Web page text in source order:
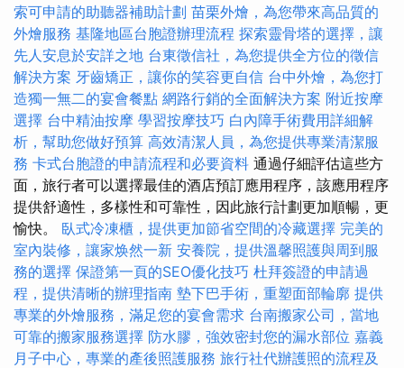
索可申請的助聽器補助計劃 苗栗外燴，為您帶來高品質的
外燴服務 基隆地區台胞證辦理流程 探索靈骨塔的選擇，讓
先人安息於安詳之地 台東徵信社，為您提供全方位的徵信
解決方案 牙齒矯正，讓你的笑容更自信 台中外燴，為您打
造獨一無二的宴會餐點 網路行銷的全面解決方案 附近按摩
選擇 台中精油按摩 學習按摩技巧 白內障手術費用詳細解
析，幫助您做好預算 高效清潔人員，為您提供專業清潔服
務 卡式台胞證的申請流程和必要資料 通過仔細評估這些方
面，旅行者可以選擇最佳的酒店預訂應用程序，該應用程序
提供舒適性，多樣性和可靠性，因此旅行計劃更加順暢，更
愉快。 臥式冷凍櫃，提供更加節省空間的冷藏選擇 完美的
室內裝修，讓家焕然一新 安養院，提供溫馨照護與周到服
務的選擇 保證第一頁的SEO優化技巧 杜拜簽證的申請過
程，提供清晰的辦理指南 墊下巴手術，重塑面部輪廓 提供
專業的外燴服務，滿足您的宴會需求 台南搬家公司，當地
可靠的搬家服務選擇 防水膠，強效密封您的漏水部位 嘉義
月子中心，專業的產後照護服務 旅行社代辦護照的流程及